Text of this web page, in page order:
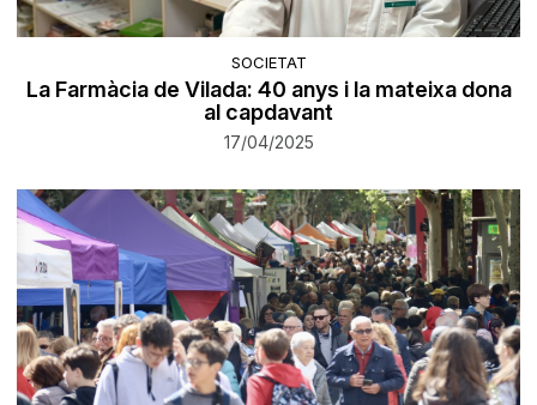
SOCIETAT
La Farmàcia de Vilada: 40 anys i la mateixa dona
al capdavant
17/04/2025